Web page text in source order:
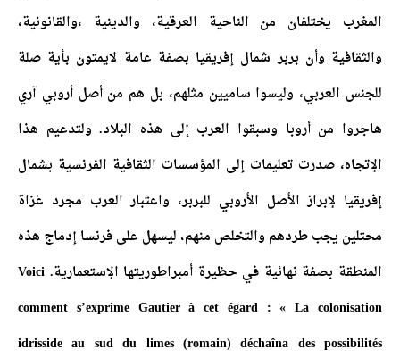
المغرب يختلفان من الناحية العرقية، والدينية ،والقانونية،
والثقافية وأن بربر شمال إفريقيا بصفة عامة لايمتون بأية صلة
للجنس العربي، وليسوا ساميين مثلهم، بل هم من أصل أروبي آري
هاجروا من أروبا وسبقوا العرب إلى هذه البلاد. ولتدعيم هذا
الإتجاه، صدرت تعليمات إلى المؤسسات الثقافية الفرنسية بشمال
إفريقيا لإبراز الأصل الأروبي للبربر، واعتبار العرب مجرد غزاة
محتلين يجب طردهم والتخلص منهم، ليسهل على فرنسا إدماج هذه
المنطقة بصفة نهائية في حظيرة أمبراطوريتها الإستعمارية. Voici
comment s’exprime Gautier à cet égard : « La colonisation
idrisside au sud du limes (romain) déchaîna des possibilités